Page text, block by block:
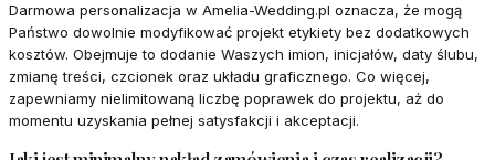
Darmowa personalizacja w Amelia-Wedding.pl oznacza, że mogą
Państwo dowolnie modyfikować projekt etykiety bez dodatkowych
kosztów. Obejmuje to dodanie Waszych imion, inicjałów, daty ślubu,
zmianę treści, czcionek oraz układu graficznego. Co więcej,
zapewniamy nielimitowaną liczbę poprawek do projektu, aż do
momentu uzyskania pełnej satysfakcji i akceptacji.